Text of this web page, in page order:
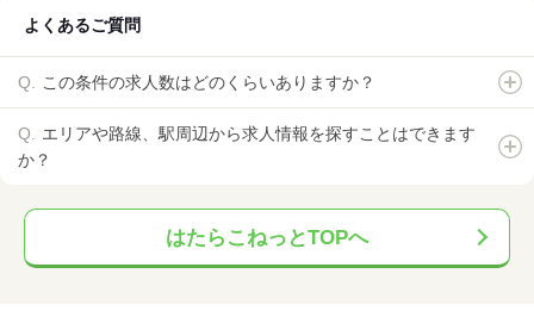
よくあるご質問
この条件の求人数はどのくらいありますか？
エリアや路線、駅周辺から求人情報を探すことはできます
か？
はたらこねっとTOPへ